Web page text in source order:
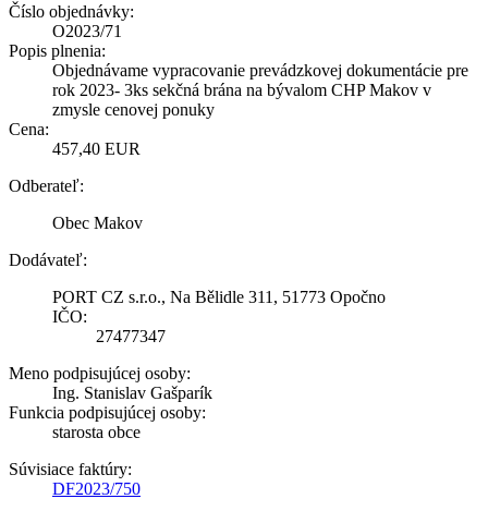
Číslo objednávky:
O2023/71
Popis plnenia:
Objednávame vypracovanie prevádzkovej dokumentácie pre
rok 2023- 3ks sekčná brána na bývalom CHP Makov v
zmysle cenovej ponuky
Cena:
457,40 EUR
Odberateľ:
Obec Makov
Dodávateľ:
PORT CZ s.r.o., Na Bělidle 311, 51773 Opočno
IČO:
27477347
Meno podpisujúcej osoby:
Ing. Stanislav Gašparík
Funkcia podpisujúcej osoby:
starosta obce
Súvisiace faktúry:
DF2023/750